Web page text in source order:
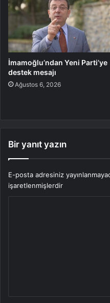
İmamoğlu’ndan Yeni Parti’ye
destek mesajı
Ağustos 6, 2026
Bir yanıt yazın
E-posta adresiniz
işaretlenmişlerdir